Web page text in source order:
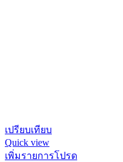
เปรียบเทียบ
Quick view
เพิ่มรายการโปรด